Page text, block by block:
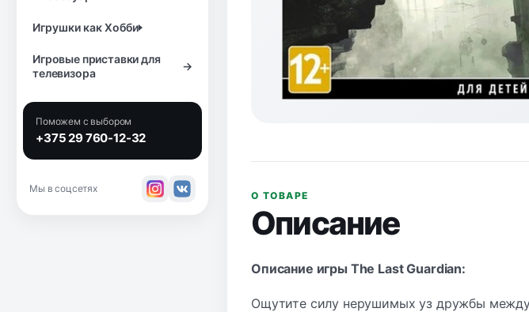
Игрушки как Хобби
Игровые приставки для
телевизора
→
Поможем с выбором
+375 29 760-12-32
Мы в соцсетях
О ТОВАРЕ
Описание
Описание игры The Last Guardian:
Ощутите силу нерушимых уз дружбы